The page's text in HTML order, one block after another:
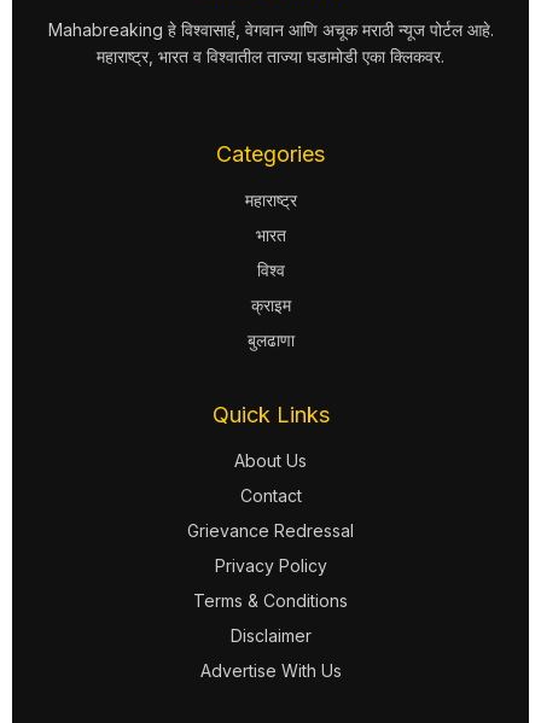
Mahabreaking हे विश्वासार्ह, वेगवान आणि अचूक मराठी न्यूज पोर्टल आहे.
महाराष्ट्र, भारत व विश्वातील ताज्या घडामोडी एका क्लिकवर.
Categories
महाराष्ट्र
भारत
विश्व
क्राइम
बुलढाणा
Quick Links
About Us
Contact
Grievance Redressal
Privacy Policy
Terms & Conditions
Disclaimer
Advertise With Us